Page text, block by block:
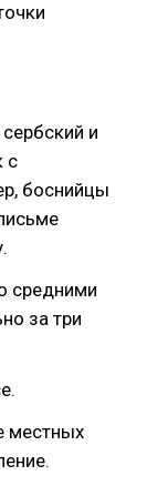
и
с
боснийцы
средними
за три
местных